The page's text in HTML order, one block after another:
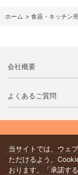
ホーム > 食器・キッチン
会社概要
よくあるご質問
ご利用ガイド
当サイトでは、ウェ
ただけるよう、
おります。「承諾す